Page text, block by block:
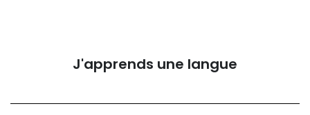
J'apprends une langue